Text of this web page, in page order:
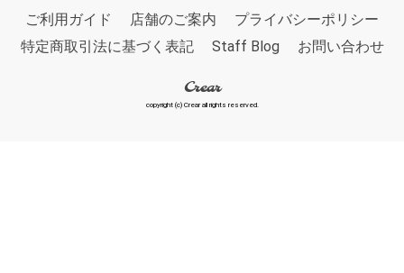
ご利用ガイド 店舗のご案内
プライバシーポリシー
特定商取引法に基づく表記
Staff Blog お問い合わせ
Crear
copyright (c) Crear all rights reserved.